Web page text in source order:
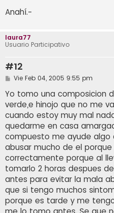
Anahí.-
laura77
Usuario Participativo
#12
M
n
s
a
e
Vie Feb 04, 2005 9:55 pm
Yo tomo una composicion
verde,e hinojo que no me
cuando estoy muy mal
quedarme en casa
compuesto me ayude algo
abusar mucho de el
correctamente porque al
tomarlo 2 horas despues
antes para evitar la mala
que si tengo muchos
porque es tarde y me